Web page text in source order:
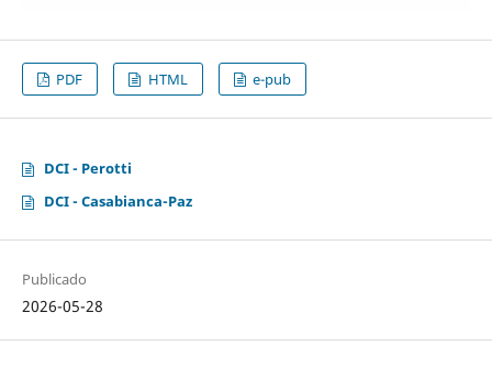
PDF HTML e-pub
DCI - Perotti
DCI - Casabianca-Paz
Publicado
2026-05-28